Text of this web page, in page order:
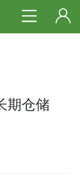
期仓储